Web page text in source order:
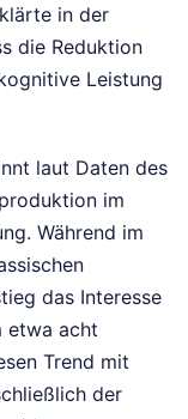
in der
die Reduktion
Leistung
laut Daten des
im
Während im
das Interesse
etwa acht
Trend mit
der